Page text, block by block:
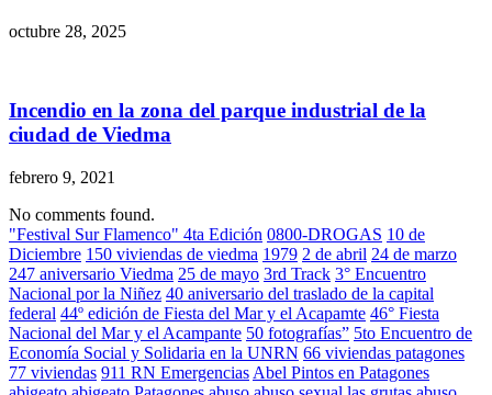
octubre 28, 2025
Incendio en la zona del parque industrial de la
ciudad de Viedma
febrero 9, 2021
No comments found.
"Festival Sur Flamenco" 4ta Edición 0800-DROGAS 10 de
Diciembre 150 viviendas de viedma 1979 2 de abril 24 de marzo
247 aniversario Viedma 25 de mayo 3rd Track 3° Encuentro
Nacional por la Niñez 40 aniversario del traslado de la capital
federal 44º edición de Fiesta del Mar y el Acapamte 46° Fiesta
Nacional del Mar y el Acampante 50 fotografías” 5to Encuentro de
Economía Social y Solidaria en la UNRN 66 viviendas patagones
77 viviendas 911 RN Emergencias Abel Pintos en Patagones